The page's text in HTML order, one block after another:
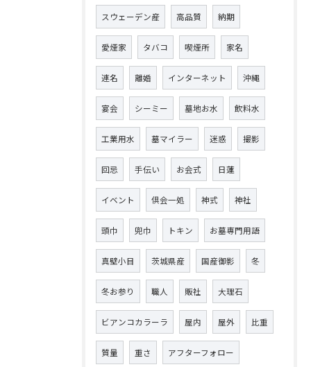
スウェーデン産 高品質 納期
愛煙家 タバコ 喫煙所 家名
連名 離婚 インターネット 沖縄
宴会 シーミー 墓地お水 飲料水
工業用水 墓マイラー 迷惑 撮影
回忌 手伝い お会式 日蓮
イベント 倶会一処 神式 神社
頭巾 兜巾 トキン お墓専門用語
真壁小目 茨城県産 国産御影 冬
冬お参り 職人 販社 大理石
ビアンコカラーラ 屋内 屋外 比重
質量 重さ アフターフォロー